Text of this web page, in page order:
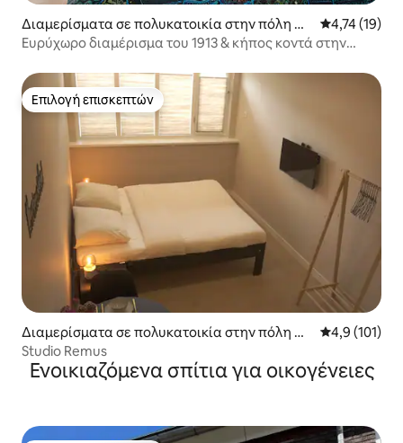
Διαμερίσματα σε πολυκατοικία στην πόλη Do
rdrecht
Μέση
4,74 (19)
Ευρύχωρο διαμέρισμα του 1913 & κήπος κοντά στην
Επιλογή επισκεπτών
Επιλογή επισκεπτών
Διαμερίσματα σε πολυκατοικία στην πόλη Αϊ
ντχόφεν
Μέση
4,9 (101)
Studio Remus
Ενοικιαζόμενα σπίτια για οικογένειες